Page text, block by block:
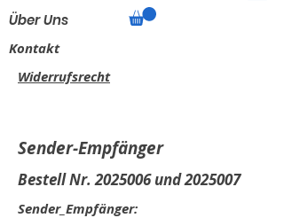
Über Uns
Kontakt
Widerrufsrecht
Sender-Empfänger
Bestell Nr.2025006und2025007
Sender_Empfänger: